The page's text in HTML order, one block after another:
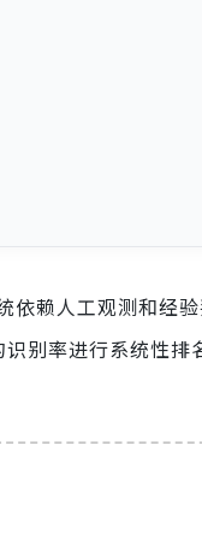
依赖人工观测和经
识别率进行系统性排